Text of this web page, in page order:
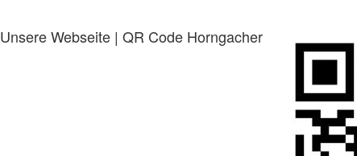
Unsere Webseite | QR Code Horngacher